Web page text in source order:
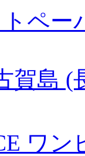
トペ
賀島 (
ワ